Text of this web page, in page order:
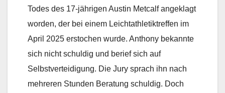
Todes des 17-jährigen Austin Metcalf angeklagt
worden, der bei einem Leichtathletiktreffen im
April 2025 erstochen wurde. Anthony bekannte
sich nicht schuldig und berief sich auf
Selbstverteidigung. Die Jury sprach ihn nach
mehreren Stunden Beratung schuldig. Doch